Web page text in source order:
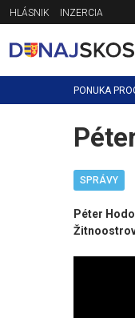
Jump
to
navigation
HLÁSNIK INZERCIA
PONUKA
Back
to
SPRÁVY
Péter